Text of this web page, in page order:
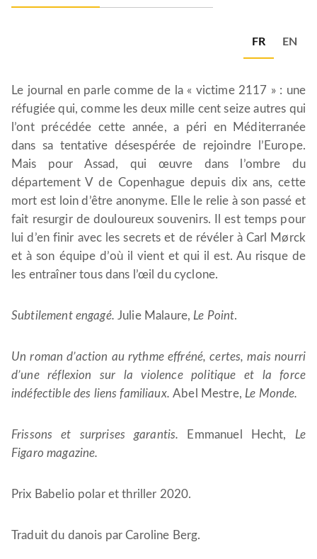
FR EN
Le journal en parle comme de la « victime 2117 » : une
réfugiée qui, comme les deux mille cent seize autres qui
l’ont précédée cette année, a péri en Méditerranée
dans sa tentative désespérée de rejoindre l’Europe.
Mais pour Assad, qui œuvre dans l’ombre du
département V de Copenhague depuis dix ans, cette
mort est loin d’être anonyme. Elle le relie à son passé et
fait resurgir de douloureux souvenirs. Il est temps pour
lui d’en finir avec les secrets et de révéler à Carl Mørck
et à son équipe d’où il vient et qui il est. Au risque de
les entraîner tous dans l’œil du cyclone.
Subtilement engagé. Julie Malaure, Le Point.
Un roman d’action au rythme effréné, certes, mais nourri
d’une réflexion sur la violence politique et la force
indéfectible des liens familiaux.Abel Mestre, Le Monde.
Frissons et surprises garantis. Emmanuel Hecht, Le
Figaro magazine.
Prix Babelio polar et thriller 2020.
Traduit du danois par Caroline Berg.